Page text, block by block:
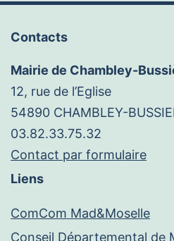
Contacts
Mairie de Chambley-
12, rue de l’Eglise
54890 CHAMBLEY-
03.82.33.75.32
Contact par formulaire
Liens
ComCom Mad&Moselle
Conseil Départemental de